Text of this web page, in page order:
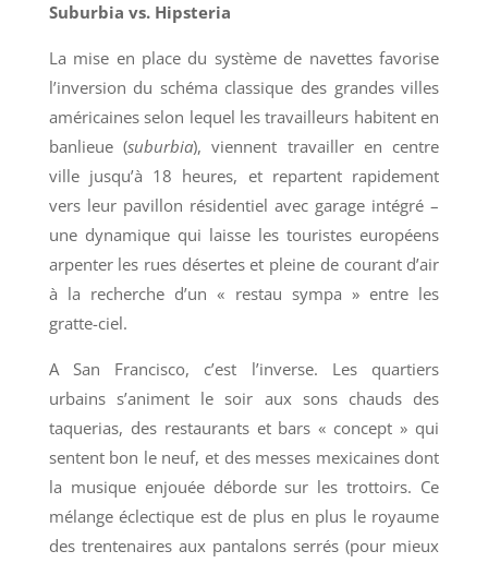
Suburbia vs. Hipsteria
La mise en place du système de navettes favorise
l’inversion du schéma classique des grandes villes
américaines selon lequel les travailleurs habitent en
banlieue (suburbia), viennent travailler en centre
ville jusqu’à 18 heures, et repartent rapidement
vers leur pavillon résidentiel avec garage intégré –
une dynamique qui laisse les touristes européens
arpenter les rues désertes et pleine de courant d’air
à la recherche d’un « restau sympa » entre les
gratte-ciel.
A San Francisco, c’est l’inverse. Les quartiers
urbains s’animent le soir aux sons chauds des
taquerias, des restaurants et bars « concept » qui
sentent bon le neuf, et des messes mexicaines dont
la musique enjouée déborde sur les trottoirs. Ce
mélange éclectique est de plus en plus le royaume
des trentenaires aux pantalons serrés (pour mieux